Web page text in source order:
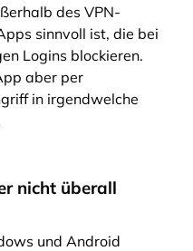
des VPN-
sinnvoll ist, die bei
Logins blockieren.
aber per
in irgendwelche
nicht überall
und Android